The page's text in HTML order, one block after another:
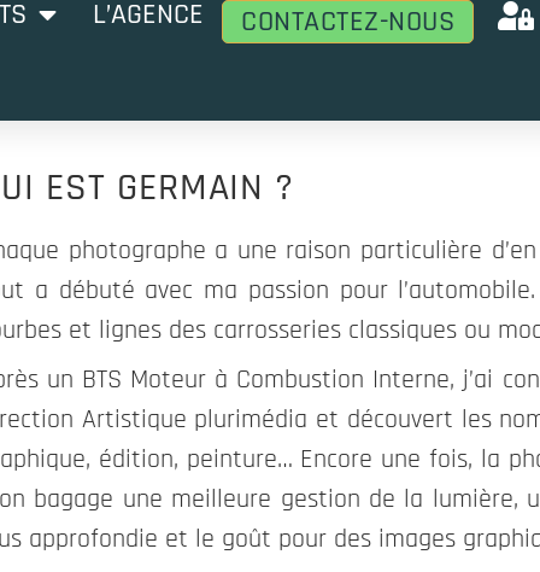
L’AGENCE CONTACTEZ-NOUS
EST GERMAIN ?
photographe a une raison particulière
a débuté avec ma passion pour
et lignes des carrosseries classiques ou
un BTS Moteur à Combustion Interne, j’ai
Artistique plurimédia et découvert les
édition, peinture… Encore une fois, la
bagage une meilleure gestion de la lumière,
approfondie et le goût pour des images